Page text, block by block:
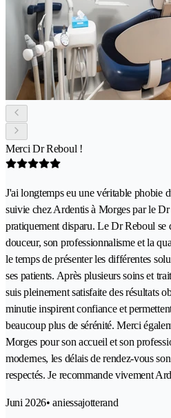
Merci Dr Reboul !
J'ai longtemps eu une véritable phobie
suivie chez Ardentis à Morges par le
pratiquement disparu. Le Dr Reboul se
douceur, son professionnalisme et la
le temps de présenter les différentes
ses patients. Après plusieurs soins et
suis pleinement satisfaite des résultats
minutie inspirent confiance et
beaucoup plus de sérénité. Merci
Morges pour son accueil et son
modernes, les délais de rendez-vous
respectés. Je recommande vivement
Juni 2026• aniessajotterand